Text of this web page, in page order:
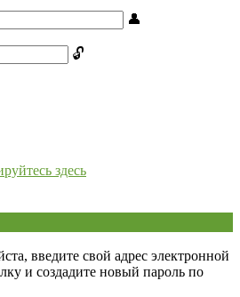
здесь
введите свой адрес электронной
и создадите новый пароль по